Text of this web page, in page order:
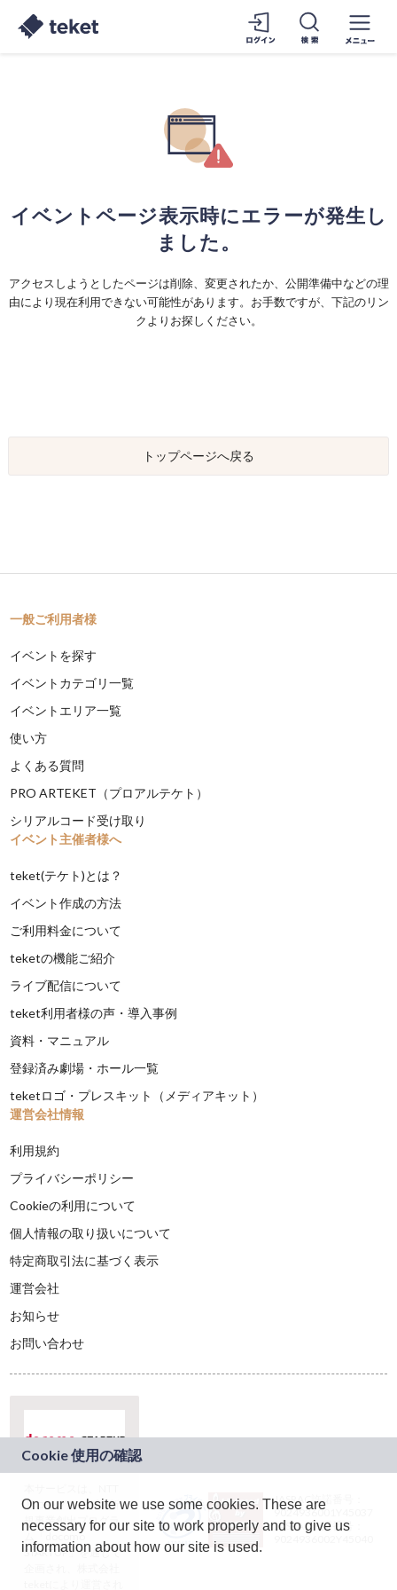
イベントページ表示時にエラーが発生し
ました。
アクセスしようとしたページは削除、変更されたか、公開準備中などの理
由により現在利用できない可能性があります。お手数ですが、下記のリン
クよりお探しください。
トップページへ戻る
一般ご利用者様
イベントを探す
イベントカテゴリ一覧
イベントエリア一覧
使い方
よくある質問
PRO ARTEKET（プロアルテケト）
シリアルコード受け取り
イベント主催者様へ
teket(テケト)とは？
イベント作成の方法
ご利用料金について
teketの機能ご紹介
ライブ配信について
teket利用者様の声・導入事例
資料・マニュアル
登録済み劇場・ホール一覧
teketロゴ・プレスキット（メディアキット）
運営会社情報
利用規約
プライバシーポリシー
Cookieの利用について
個人情報の取り扱いについて
特定商取引法に基づく表示
運営会社
お知らせ
お問い合わせ
ドコモグループの新
規事業創出プログラ
ム「docomo
STARTUP」を通じて
JASRAC許諾番号：
9024936001Y45037
JASRAC許諾番号：
On our website we use some cookies. These are
necessary for our site to work properly and to give us
information about how our site is used.